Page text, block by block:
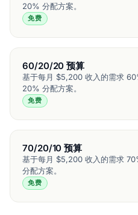
20% 分配方案。
免费
60/20/20 预算
基于每月 $5,200 收入的需求
20% 分配方案。
免费
70/20/10 预算
基于每月 $5,200 收入的需求
分配方案。
免费